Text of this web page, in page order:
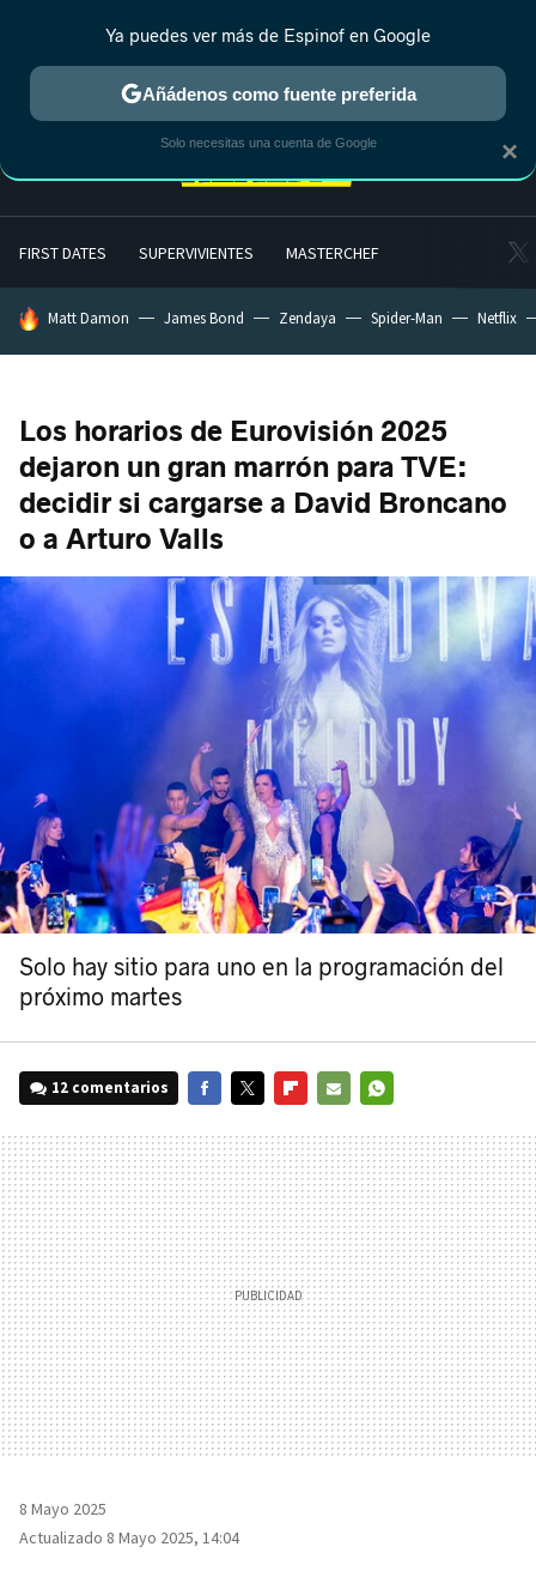
FIRST DATES SUPERVIVIENTES MASTERCHEF
HOY SE HABLA DE
Matt Damon James Bond Zendaya Spider-Man Netflix
Los horarios de Eurovisión 2025
dejaron un gran marrón para TVE:
decidir si cargarse a David Broncano
o a Arturo Valls
Solo hay sitio para uno en la programación del
próximo martes
12 comentarios
MAIL
8 Mayo 2025
Actualizado 8 Mayo 2025, 14:04
×
Ya puedes ver más de Espinof en Google
Añádenos como fuente preferida
Solo necesitas una cuenta de Google